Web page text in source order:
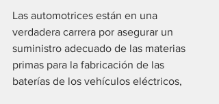
Las automotrices están en una
verdadera carrera por asegurar un
suministro adecuado de las materias
primas para la fabricación de las
baterías de los vehículos eléctricos,